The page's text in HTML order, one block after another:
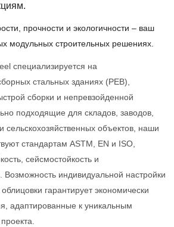
прочности и экологичности – ваш
модульных строительных решениях.
специализируется на
стальных зданиях (PEB),
сборки и непревзойденной
подходящие для складов, заводов,
объектов, наши
стандартам ASTM, EN и ISO,
сейсмостойкость и
Возможность индивидуальной настройки
гарантирует экономически
адаптированные к уникальным